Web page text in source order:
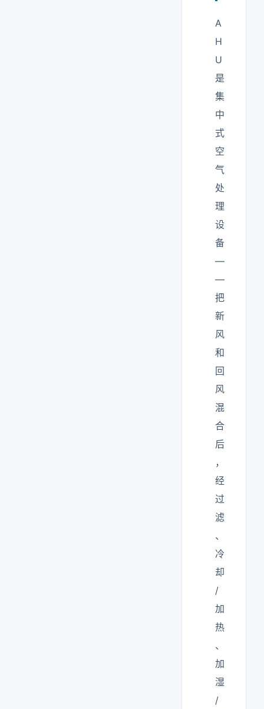
A
H
U
是
集
中
式
空
气
处
理
设
备
—
—
把
新
风
和
回
风
混
合
后
，
经
过
滤
、
冷
却
/
加
热
、
加
湿
/